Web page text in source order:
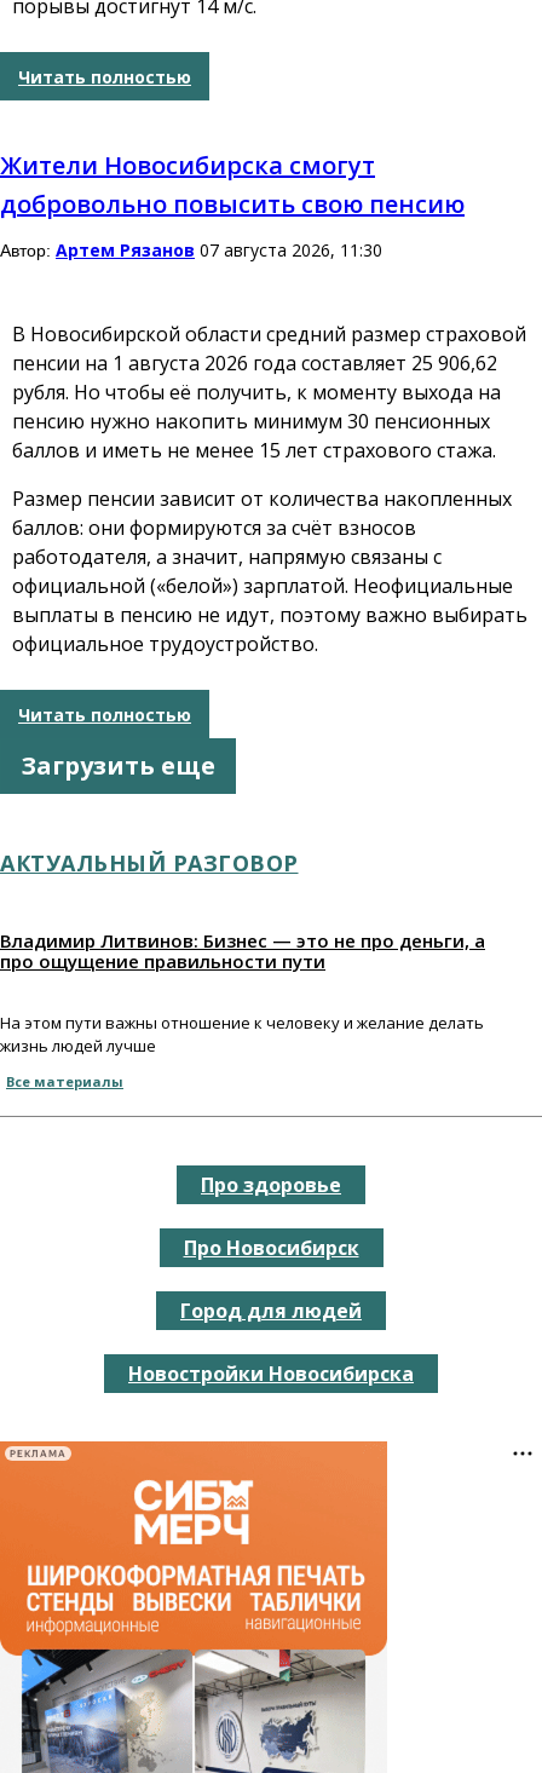
порывы достигнут 14 м/с.
Читать полностью
Жители Новосибирска смогут
добровольно повысить свою пенсию
Автор: Артем Рязанов 07 августа 2026, 11:30
В Новосибирской области средний размер страховой
пенсии на 1 августа 2026 года составляет 25 906,62
рубля. Но чтобы её получить, к моменту выхода на
пенсию нужно накопить минимум 30 пенсионных
баллов и иметь не менее 15 лет страхового стажа.
Размер пенсии зависит от количества накопленных
баллов: они формируются за счёт взносов
работодателя, а значит, напрямую связаны с
официальной («белой») зарплатой. Неофициальные
выплаты в пенсию не идут, поэтому важно выбирать
официальное трудоустройство.
Читать полностью
Загрузить еще
АКТУАЛЬНЫЙ РАЗГОВОР
Владимир Литвинов: Бизнес — это не про деньги, а
про ощущение правильности пути
На этом пути важны отношение к человеку и желание делать
жизнь людей лучше
Все материалы
Про здоровье
Про Новосибирск
Город для людей
Новостройки Новосибирска
РЕКЛАМА